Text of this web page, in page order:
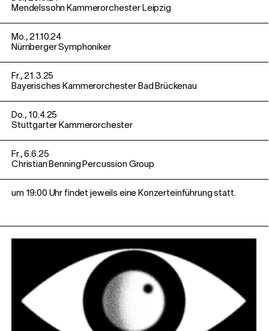
Mendelssohn Kammerorchester Leipzig
Mo., 21.10.24
Nürnberger Symphoniker
Fr., 21.3.25
Bayerisches Kammerorchester Bad Brückenau
Do., 10.4.25
Stuttgarter Kammerorchester
Fr., 6.6.25
Christian Benning Percussion Group
um 19:00 Uhr findet jeweils eine Konzerteinführung statt.